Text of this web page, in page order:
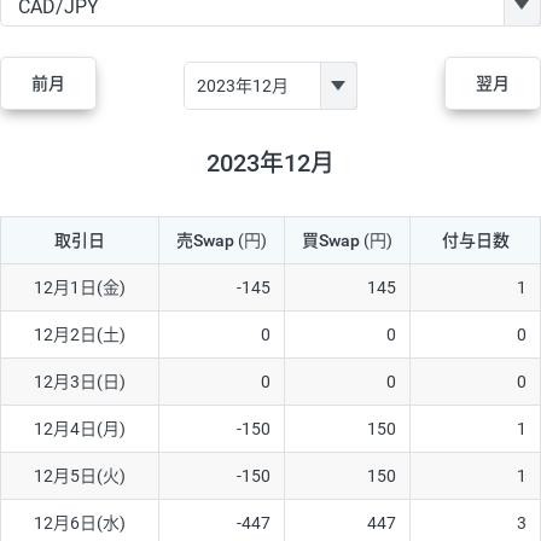
GBP/JPY 170円 86,230円 19.7円
AUD/JPY 23.5円
NZD/JPY 28円 36,920円 7.5円
38円 45,810円
TRY/JPY 26円 1,400円 185.7円
CZK/JPY 7円
PLN/JPY
ZAR/JPY 130円 39,680円 32.7円
MXN/JPY 140円 37,180円 37.6円
EUR/USD 74円 74,270円 9.9円
前月 翌月
2023年12月
取引日 売Swap (円) 買Swap (円) 付与日数
12月1日(金) -145 145 1
12月2日(土) 0 0 0
12月3日(日) 0 0 0
12月4日(月) -150 150 1
12月5日(火) -150 150 1
12月6日(水) -447 447 3